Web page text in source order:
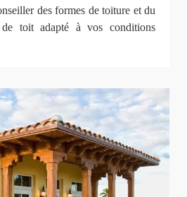
des formes de toiture et du
toit adapté à vos conditions